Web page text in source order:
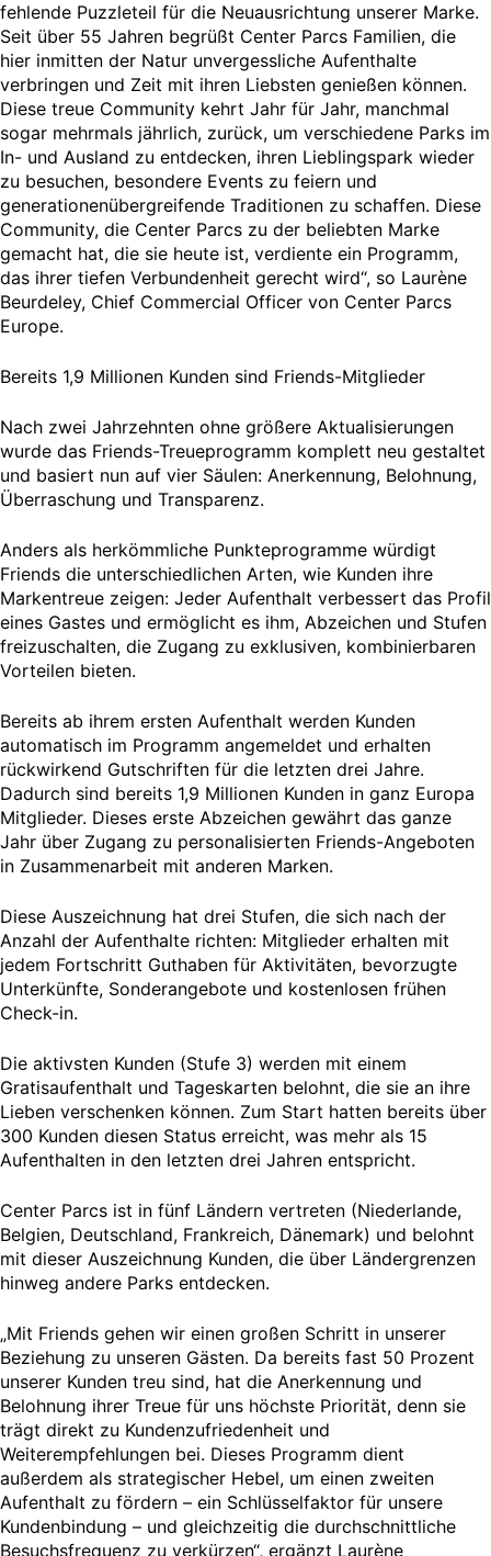
fehlende Puzzleteil für die Neuausrichtung unserer Marke.
Seit über 55 Jahren begrüßt Center Parcs Familien, die
hier inmitten der Natur unvergessliche Aufenthalte
verbringen und Zeit mit ihren Liebsten genießen können.
Diese treue Community kehrt Jahr für Jahr, manchmal
sogar mehrmals jährlich, zurück, um verschiedene Parks im
In- und Ausland zu entdecken, ihren Lieblingspark wieder
zu besuchen, besondere Events zu feiern und
generationenübergreifende Traditionen zu schaffen. Diese
Community, die Center Parcs zu der beliebten Marke
gemacht hat, die sie heute ist, verdiente ein Programm,
das ihrer tiefen Verbundenheit gerecht wird“, so Laurène
Beurdeley, Chief Commercial Officer von Center Parcs
Europe.
Bereits 1,9 Millionen Kunden sind Friends-Mitglieder
Nach zwei Jahrzehnten ohne größere Aktualisierungen
wurde das Friends-Treueprogramm komplett neu gestaltet
und basiert nun auf vier Säulen: Anerkennung, Belohnung,
Überraschung und Transparenz.
Anders als herkömmliche Punkteprogramme würdigt
Friends die unterschiedlichen Arten, wie Kunden ihre
Markentreue zeigen: Jeder Aufenthalt verbessert das Profil
eines Gastes und ermöglicht es ihm, Abzeichen und Stufen
freizuschalten, die Zugang zu exklusiven, kombinierbaren
Vorteilen bieten.
Bereits ab ihrem ersten Aufenthalt werden Kunden
automatisch im Programm angemeldet und erhalten
rückwirkend Gutschriften für die letzten drei Jahre.
Dadurch sind bereits 1,9 Millionen Kunden in ganz Europa
Mitglieder. Dieses erste Abzeichen gewährt das ganze
Jahr über Zugang zu personalisierten Friends-Angeboten
in Zusammenarbeit mit anderen Marken.
Diese Auszeichnung hat drei Stufen, die sich nach der
Anzahl der Aufenthalte richten: Mitglieder erhalten mit
jedem Fortschritt Guthaben für Aktivitäten, bevorzugte
Unterkünfte, Sonderangebote und kostenlosen frühen
Check-in.
Die aktivsten Kunden (Stufe 3) werden mit einem
Gratisaufenthalt und Tageskarten belohnt, die sie an ihre
Lieben verschenken können. Zum Start hatten bereits über
300 Kunden diesen Status erreicht, was mehr als 15
Aufenthalten in den letzten drei Jahren entspricht.
Center Parcs ist in fünf Ländern vertreten (Niederlande,
Belgien, Deutschland, Frankreich, Dänemark) und belohnt
mit dieser Auszeichnung Kunden, die über Ländergrenzen
hinweg andere Parks entdecken.
„Mit Friends gehen wir einen großen Schritt in unserer
Beziehung zu unseren Gästen. Da bereits fast 50 Prozent
unserer Kunden treu sind, hat die Anerkennung und
Belohnung ihrer Treue für uns höchste Priorität, denn sie
trägt direkt zu Kundenzufriedenheit und
Weiterempfehlungen bei. Dieses Programm dient
außerdem als strategischer Hebel, um einen zweiten
Aufenthalt zu fördern – ein Schlüsselfaktor für unsere
Kundenbindung – und gleichzeitig die durchschnittliche
Besuchsfrequenz zu verkürzen“, ergänzt Laurène